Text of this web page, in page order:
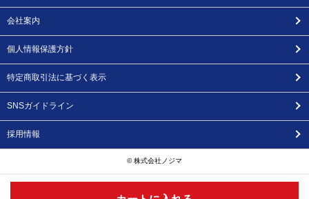
会社案内
個人情報保護方針
特定商取引法に基づく表示
SNSガイドライン
採用情報
© 株式会社ノジマ